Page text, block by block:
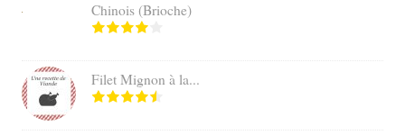
Chinois (Brioche)
Filet Mignon à la...